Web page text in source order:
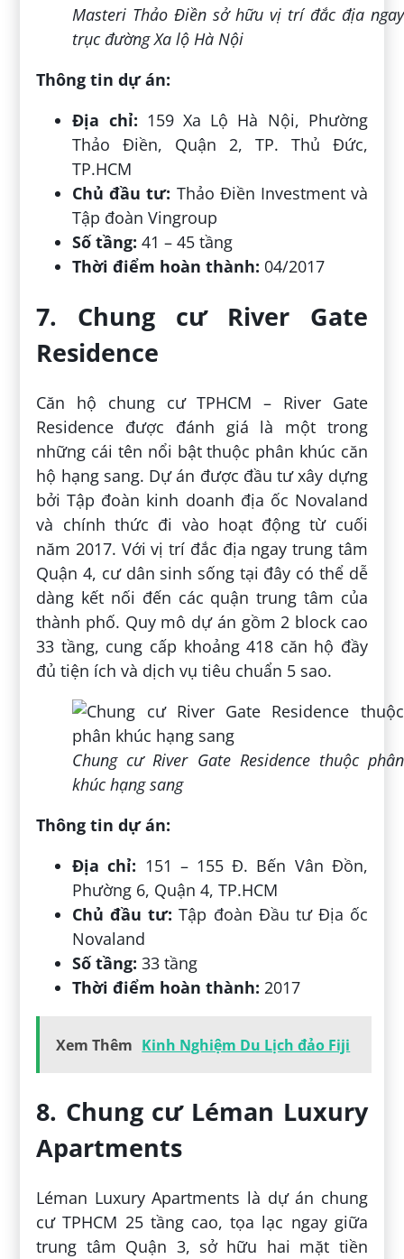
Masteri Thảo Điền sở hữu vị trí đắc địa ngay
trục đường Xa lộ Hà Nội
Thông tin dự án:
Địa chỉ: 159 Xa Lộ Hà Nội, Phường
Thảo Điền, Quận 2, TP. Thủ Đức,
TP.HCM
Chủ đầu tư: Thảo Điền Investment và
Tập đoàn Vingroup
Số tầng:41 – 45 tầng
Thời điểm hoàn thành: 04/2017
7. Chung cư River Gate
Residence
Căn hộ chung cư TPHCM – River Gate
Residence được đánh giá là một trong
những cái tên nổi bật thuộc phân khúc căn
hộ hạng sang. Dự án được đầu tư xây dựng
bởi Tập đoàn kinh doanh địa ốc Novaland
và chính thức đi vào hoạt động từ cuối
năm 2017. Với vị trí đắc địa ngay trung tâm
Quận 4, cư dân sinh sống tại đây có thể dễ
dàng kết nối đến các quận trung tâm của
thành phố. Quy mô dự án gồm 2 block cao
33 tầng, cung cấp khoảng 418 căn hộ đầy
đủ tiện ích và dịch vụ tiêu chuẩn 5 sao.
Chung cư River Gate Residence thuộc phân
khúc hạng sang
Thông tin dự án:
Địa chỉ: 151 – 155 Đ. Bến Vân Đồn,
Phường 6, Quận 4, TP.HCM
Chủ đầu tư:Tập đoàn Đầu tư Địa ốc
Novaland
Số tầng:33 tầng
Thời điểm hoàn thành:2017
Xem Thêm Kinh Nghiệm Du Lịch đảo Fiji
8. Chung cư Léman Luxury
Apartments
Léman Luxury Apartments là dự án chung
cư TPHCM 25 tầng cao, tọa lạc ngay giữa
trung tâm Quận 3, sở hữu hai mặt tiền